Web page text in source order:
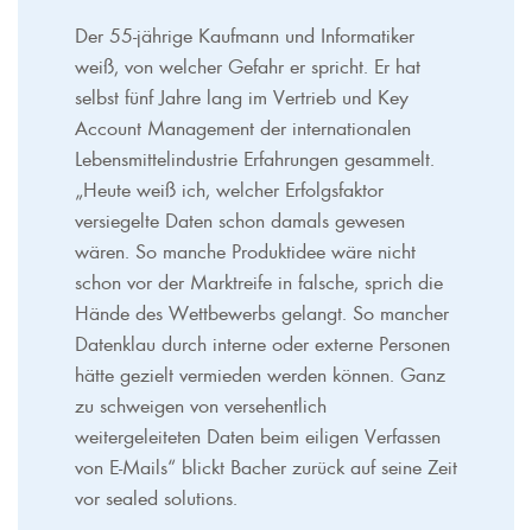
Der 55-jährige Kaufmann und Informatiker
weiß, von welcher Gefahr er spricht. Er hat
selbst fünf Jahre lang im Vertrieb und Key
Account Management der internationalen
Lebensmittelindustrie Erfahrungen gesammelt.
„Heute weiß ich, welcher Erfolgsfaktor
versiegelte Daten schon damals gewesen
wären. So manche Produktidee wäre nicht
schon vor der Marktreife in falsche, sprich die
Hände des Wettbewerbs gelangt. So mancher
Datenklau durch interne oder externe Personen
hätte gezielt vermieden werden können. Ganz
zu schweigen von versehentlich
weitergeleiteten Daten beim eiligen Verfassen
von E-Mails“ blickt Bacher zurück auf seine Zeit
vor sealed solutions.